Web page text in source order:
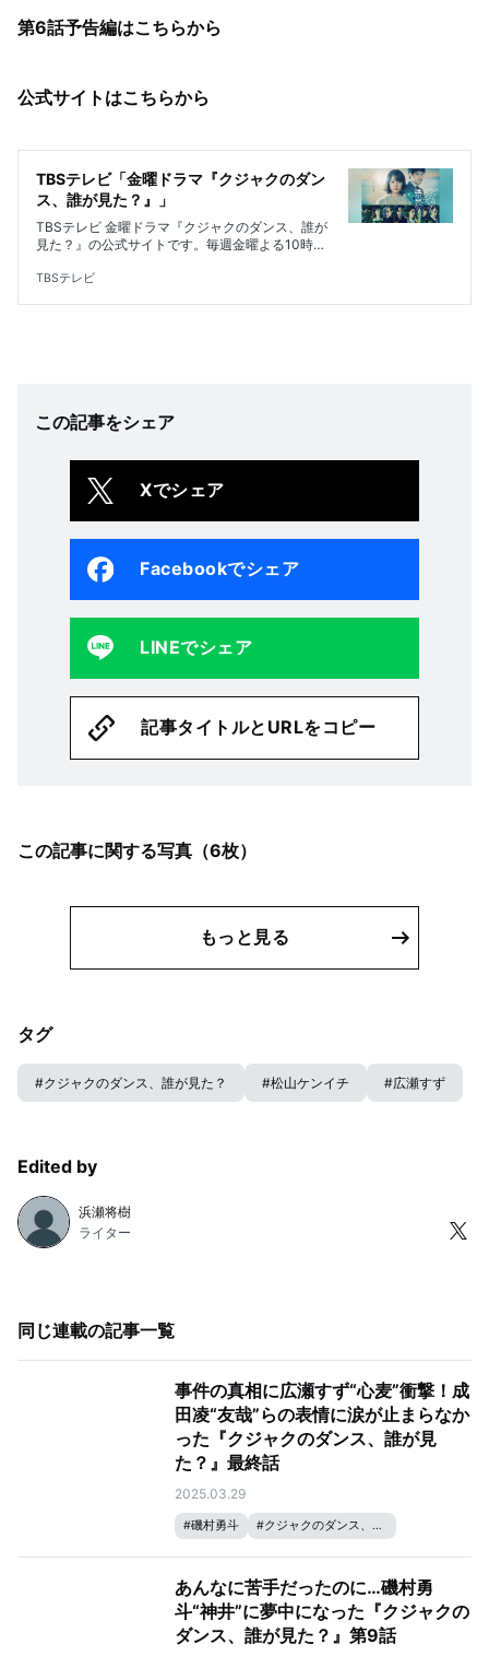
第6話予告編はこちらから
公式サイトはこちらから
TBSテレビ「金曜ドラマ『クジャクのダン
ス、誰が見た？』」
TBSテレビ 金曜ドラマ『クジャクのダンス、誰が
見た？』の公式サイトです。毎週金曜よる10時放
ランキー、磯村勇斗。親子愛を描くヒューマンク
TBSテレビ
この記事をシェア
Xでシェア
Facebookでシェア
LINEでシェア
記事タイトルとURLをコピー
この記事に関する写真（6枚）
もっと見る
タグ
#クジャクのダンス、誰が見た？ #松山ケンイチ #広瀬すず
Edited by
浜瀬将樹
ライター
同じ連載の記事一覧
事件の真相に広瀬すず“心麦”衝撃！成
田凌“友哉”らの表情に涙が止まらなか
った『クジャクのダンス、誰が見
た？』最終話
2025.03.29
#磯村勇斗 #クジャクのダンス、誰が見た？
#
広瀬すず
あんなに苦手だったのに…磯村勇
斗“神井”に夢中になった『クジャクの
ダンス、誰が見た？』第9話